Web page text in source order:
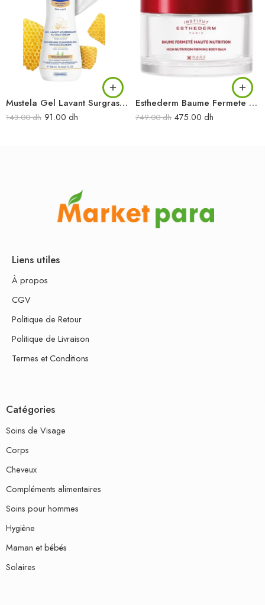
Mustela Gel Lavant Surgras 300ML
143.00dh 91.00 dh
Esthederm Baume Fermete Haute Nutrition 200ML
749.00dh 475.00 dh
Liens utiles
À propos
CGV
Politique de Retour
Politique de Livraison
Termes et Conditions
Catégories
Soins de Visage
Corps
Cheveux
Compléments alimentaires
Soins pour hommes
Hygiène
Maman et bébés
Solaires